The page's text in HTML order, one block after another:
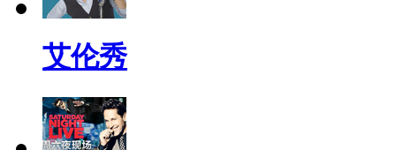
艾伦秀